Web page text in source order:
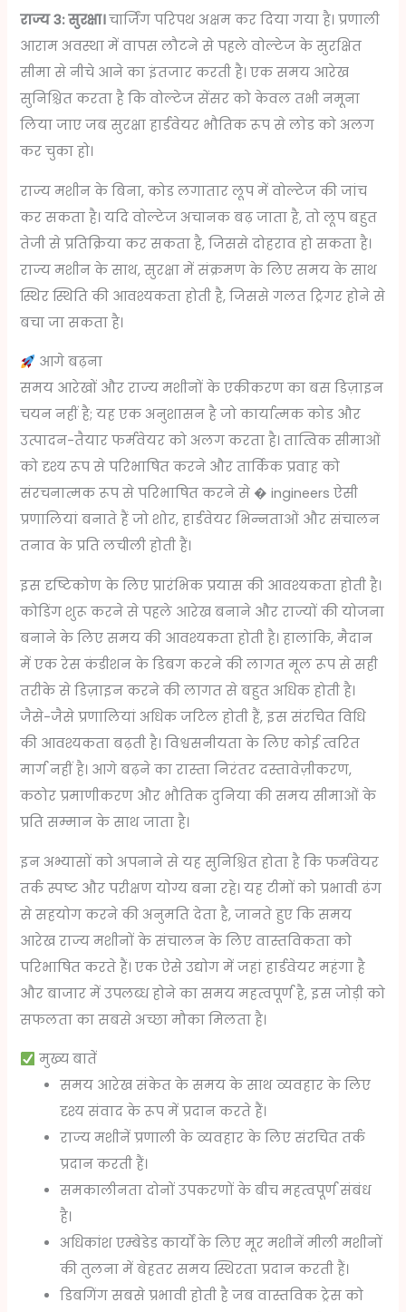
राज्य 3: सुरक्षा।चार्जिंग परिपथ अक्षम कर दिया गया है। प्रणाली
आराम अवस्था में वापस लौटने से पहले वोल्टेज के सुरक्षित
सीमा से नीचे आने का इंतजार करती है। एक समय आरेख
सुनिश्चित करता है कि वोल्टेज सेंसर को केवल तभी नमूना
लिया जाए जब सुरक्षा हार्डवेयर भौतिक रूप से लोड को अलग
कर चुका हो।
राज्य मशीन के बिना, कोड लगातार लूप में वोल्टेज की जांच
कर सकता है। यदि वोल्टेज अचानक बढ़ जाता है, तो लूप बहुत
तेजी से प्रतिक्रिया कर सकता है, जिससे दोहराव हो सकता है।
राज्य मशीन के साथ, सुरक्षा में संक्रमण के लिए समय के साथ
स्थिर स्थिति की आवश्यकता होती है, जिससे गलत ट्रिगर होने से
बचा जा सकता है।
आगे बढ़ना
समय आरेखों और राज्य मशीनों के एकीकरण का बस डिज़ाइन
चयन नहीं है; यह एक अनुशासन है जो कार्यात्मक कोड और
उत्पादन-तैयार फर्मवेयर को अलग करता है। तात्विक सीमाओं
को दृश्य रूप से परिभाषित करने और तार्किक प्रवाह को
संरचनात्मक रूप से परिभाषित करने से � ingineers ऐसी
प्रणालियां बनाते हैं जो शोर, हार्डवेयर भिन्नताओं और संचालन
तनाव के प्रति लचीली होती हैं।
इस दृष्टिकोण के लिए प्रारंभिक प्रयास की आवश्यकता होती है।
कोडिंग शुरू करने से पहले आरेख बनाने और राज्यों की योजना
बनाने के लिए समय की आवश्यकता होती है। हालांकि, मैदान
में एक रेस कंडीशन के डिबग करने की लागत मूल रूप से सही
तरीके से डिज़ाइन करने की लागत से बहुत अधिक होती है।
जैसे-जैसे प्रणालियां अधिक जटिल होती हैं, इस संरचित विधि
की आवश्यकता बढ़ती है। विश्वसनीयता के लिए कोई त्वरित
मार्ग नहीं है। आगे बढ़ने का रास्ता निरंतर दस्तावेज़ीकरण,
कठोर प्रमाणीकरण और भौतिक दुनिया की समय सीमाओं के
प्रति सम्मान के साथ जाता है।
इन अभ्यासों को अपनाने से यह सुनिश्चित होता है कि फर्मवेयर
तर्क स्पष्ट और परीक्षण योग्य बना रहे। यह टीमों को प्रभावी ढंग
से सहयोग करने की अनुमति देता है, जानते हुए कि समय
आरेख राज्य मशीनों के संचालन के लिए वास्तविकता को
परिभाषित करते हैं। एक ऐसे उद्योग में जहां हार्डवेयर महंगा है
और बाजार में उपलब्ध होने का समय महत्वपूर्ण है, इस जोड़ी को
सफलता का सबसे अच्छा मौका मिलता है।
मुख्य बातें
समय आरेख संकेत के समय के साथ व्यवहार के लिए
दृश्य संवाद के रूप में प्रदान करते हैं।
राज्य मशीनें प्रणाली के व्यवहार के लिए संरचित तर्क
प्रदान करती हैं।
समकालीनता दोनों उपकरणों के बीच महत्वपूर्ण संबंध
है।
अधिकांश एम्बेडेड कार्यों के लिए मूर मशीनें मीली मशीनों
की तुलना में बेहतर समय स्थिरता प्रदान करती हैं।
डिबगिंग सबसे प्रभावी होती है जब वास्तविक ट्रेस को